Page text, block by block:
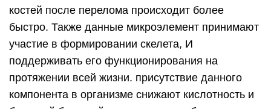
костей после перелома происходит более
быстро. Также данные микроэлемент принимают
участие в формировании скелета, И
поддерживать его функционирования на
протяжении всей жизни. присутствие данного
компонента в организме снижают кислотность и